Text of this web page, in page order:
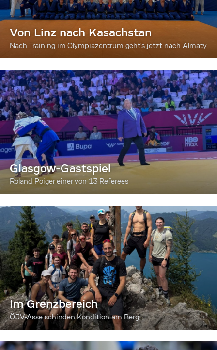
Von Linz nach Kasachstan
Nach Training im Olympiazentrum geht's jetzt nach Almaty
Glasgow-Gastspiel
Roland Poiger einer von 13 Referees
Im Grenzbereich
ÖJV-Asse schinden Kondition am Berg